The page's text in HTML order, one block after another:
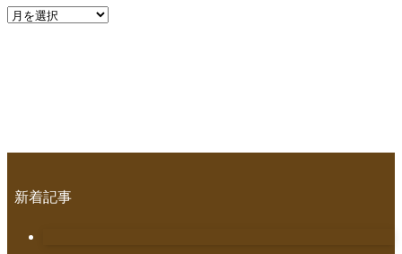
ア
新着記事